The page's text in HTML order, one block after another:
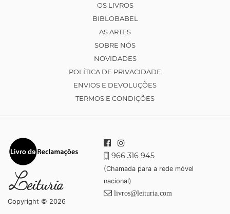
OS LIVROS
BIBLOBABEL
AS ARTES
SOBRE NÓS
NOVIDADES
POLÍTICA DE PRIVACIDADE
ENVIOS E DEVOLUÇÕES
TERMOS E CONDIÇÕES
Copyright © 2026
966 316 945
(Chamada para a rede móvel
nacional)
livros@leituria.com